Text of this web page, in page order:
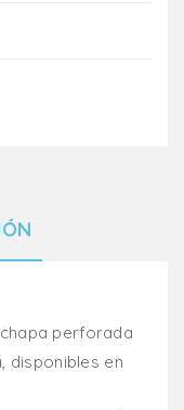
perforada
disponibles en